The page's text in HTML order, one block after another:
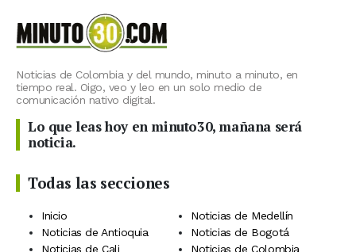
Noticias de Colombia y del mundo, minuto a minuto, en
tiempo real. Oigo, veo y leo en un solo medio de
comunicación nativo digital.
Lo que leas hoy en minuto30, mañana será
noticia.
Todas las secciones
Inicio
Noticias de Medellín
Noticias de Antioquia
Noticias de Bogotá
Noticias de Cali
Noticias de Colombia